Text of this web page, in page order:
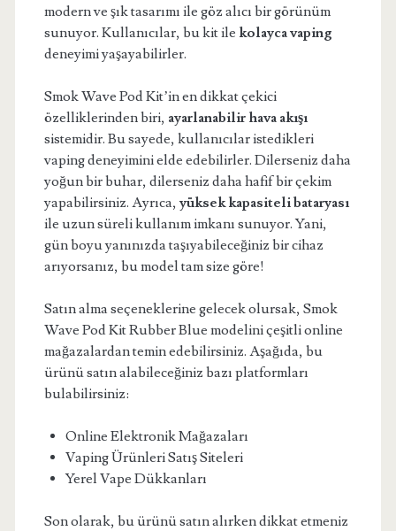
modern ve şık tasarımı ile göz alıcı bir görünüm
sunuyor. Kullanıcılar, bu kit ile kolayca vaping
deneyimi yaşayabilirler.
Smok Wave Pod Kit’in en dikkat çekici
özelliklerinden biri, ayarlanabilir hava akışı
sistemidir. Bu sayede, kullanıcılar istedikleri
vaping deneyimini elde edebilirler. Dilerseniz daha
yoğun bir buhar, dilerseniz daha hafif bir çekim
yapabilirsiniz. Ayrıca, yüksek kapasiteli bataryası
ile uzun süreli kullanım imkanı sunuyor. Yani,
gün boyu yanınızda taşıyabileceğiniz bir cihaz
arıyorsanız, bu model tam size göre!
Satın alma seçeneklerine gelecek olursak, Smok
Wave Pod Kit Rubber Blue modelini çeşitli online
mağazalardan temin edebilirsiniz. Aşağıda, bu
ürünü satın alabileceğiniz bazı platformları
bulabilirsiniz:
Online Elektronik Mağazaları
Vaping Ürünleri Satış Siteleri
Yerel Vape Dükkanları
Son olarak, bu ürünü satın alırken dikkat etmeniz